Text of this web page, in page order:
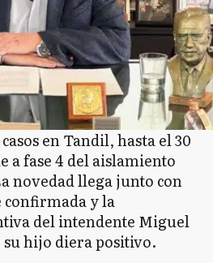
en Tandil, hasta el 30
a fase 4 del aislamiento
novedad llega junto con
y la
del intendente Miguel
hijo diera positivo.